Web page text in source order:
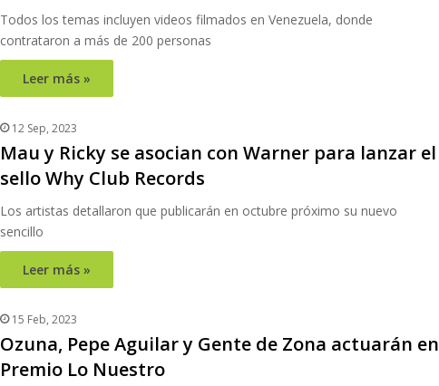
Todos los temas incluyen videos filmados en Venezuela, donde
contrataron a más de 200 personas
Leer más »
12 Sep, 2023
Mau y Ricky se asocian con Warner para lanzar el
sello Why Club Records
Los artistas detallaron que publicarán en octubre próximo su nuevo
sencillo
Leer más »
15 Feb, 2023
Ozuna, Pepe Aguilar y Gente de Zona actuarán en
Premio Lo Nuestro